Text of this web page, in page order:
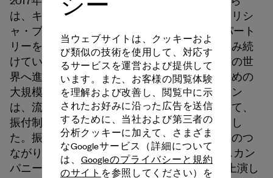
は、キャロライン・ルーカス監督のもと、トリシ
ャ・ブラウン ダンスカンパニーは幅広いレパート
リーをとおして彼女のレガシーに命を吹き込み続
けています。アメリカのポストモダンダンスの世
界へ進出した初期の作品から、オペラ座のための
大規模な作品に至るまで、トリシャ・ブラウン
は、流れるような動きのアプローチをとおして、
振付制作の風景に大きな再定義をもたらしまし
た。振付家トリシャ・ブラウンとフランスとのつ
ながりを祝して、トリシャ・ブラウン ダンスカン
パニーは、この豊かな関係を証する2作品を上演し
当ウェブサイトは、クッキーおよ
び類似の技術を使用して、対応す
るサービスを運営および提供して
います。また、お客様の閲覧体験
を理解および改善し、閲覧中に示
されたお好みに沿った広告を送信
するために、当社および第三者の
分析クッキーに加えて、さまざま
なGoogleサービス（詳細について
は、 Googleのプライバシーと規約
のサイト を参照してください）を